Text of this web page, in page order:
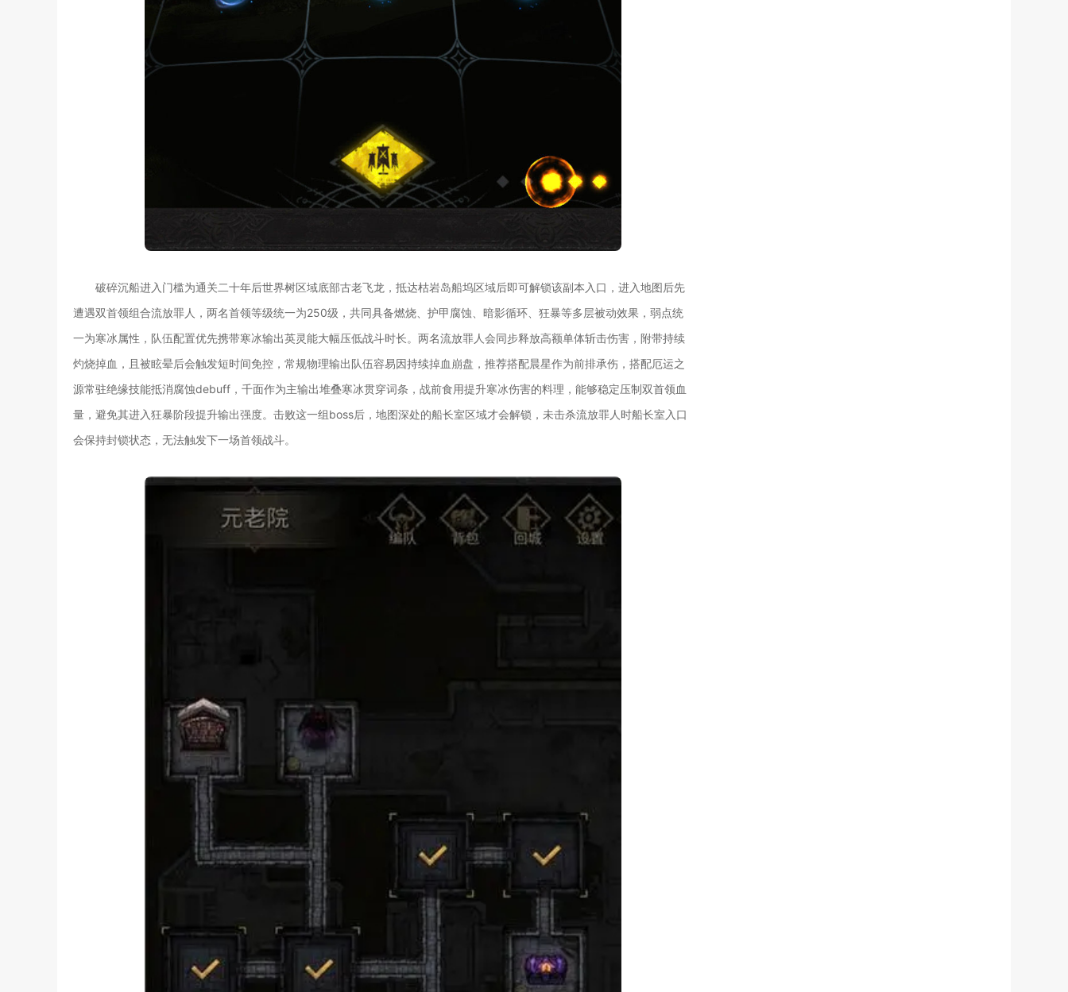
破碎沉船进入门槛为通关二十年后世界树区域底部古老飞龙，抵达枯岩岛船坞区域后即可解锁该副本入口，进入地图后先
遭遇双首领组合流放罪人，两名首领等级统一为250级，共同具备燃烧、护甲腐蚀、暗影循环、狂暴等多层被动效果，弱点统
一为寒冰属性，队伍配置优先携带寒冰输出英灵能大幅压低战斗时长。两名流放罪人会同步释放高额单体斩击伤害，附带持续
灼烧掉血，且被眩晕后会触发短时间免控，常规物理输出队伍容易因持续掉血崩盘，推荐搭配晨星作为前排承伤，搭配厄运之
源常驻绝缘技能抵消腐蚀debuff，千面作为主输出堆叠寒冰贯穿词条，战前食用提升寒冰伤害的料理，能够稳定压制双首领血
量，避免其进入狂暴阶段提升输出强度。击败这一组boss后，地图深处的船长室区域才会解锁，未击杀流放罪人时船长室入口
会保持封锁状态，无法触发下一场首领战斗。